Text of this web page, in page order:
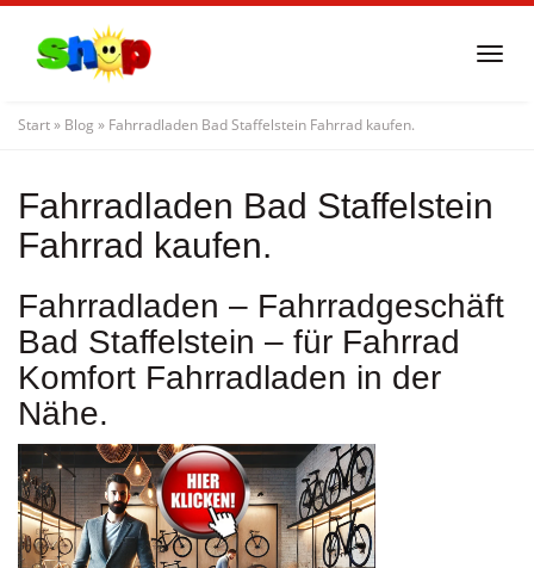
content
Start» Blog » Fahrradladen Bad Staffelstein Fahrrad kaufen.
Fahrradladen Bad Staffelstein
Fahrrad kaufen.
Fahrradladen – Fahrradgeschäft
Bad Staffelstein – für Fahrrad
Komfort Fahrradladen in der
Nähe.